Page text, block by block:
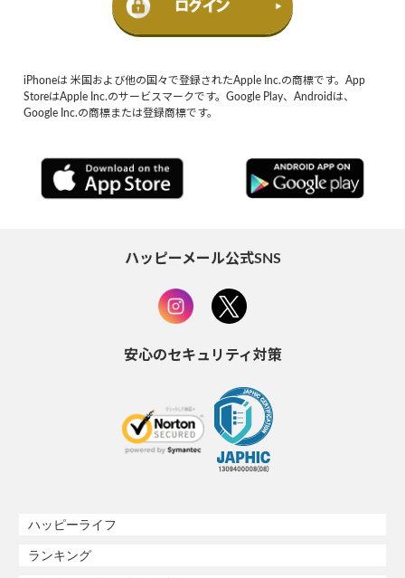
iPhoneは 米国および他の国々で登録されたApple Inc.の商標です。App
StoreはApple Inc.のサービスマークです。Google Play、Androidは、
Google Inc.の商標または登録商標です。
ハッピーメール公式SNS
安心のセキュリティ対策
ハッピーライフ
ランキング